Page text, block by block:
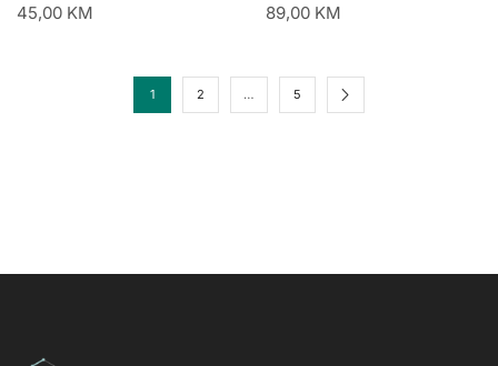
45,00 KM 89,00 KM
1 2 … 5